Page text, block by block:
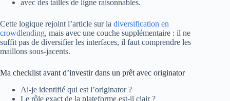
avec des tailles de ligne raisonnables.
Cette logique rejoint l’article sur la diversification en
crowdlending, mais avec une couche supplémentaire : il ne
suffit pas de diversifier les interfaces, il faut comprendre les
maillons sous-jacents.
Ma checklist avant d’investir dans un prêt avec originator
Ai-je identifié qui est l’originator ?
Le rôle exact de la plateforme est-il clair ?